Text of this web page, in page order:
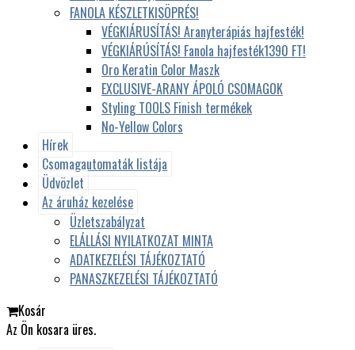
FANOLA KÉSZLETKISÖPRÉS!
VÉGKIÁRUSÍTÁS! Aranyterápiás hajfesték!
VÉGKIÁRÚSÍTÁS! Fanola hajfesték1390 FT!
Oro Keratin Color Maszk
EXCLUSIVE-ARANY ÁPOLÓ CSOMAGOK
Styling TOOLS Finish termékek
No-Yellow Colors
Hírek
Csomagautomaták listája
Üdvözlet
Az áruház kezelése
Üzletszabályzat
ELÁLLÁSI NYILATKOZAT MINTA
ADATKEZELÉSI TÁJÉKOZTATÓ
PANASZKEZELÉSI TÁJÉKOZTATÓ
Kosár
Az Ön kosara üres.